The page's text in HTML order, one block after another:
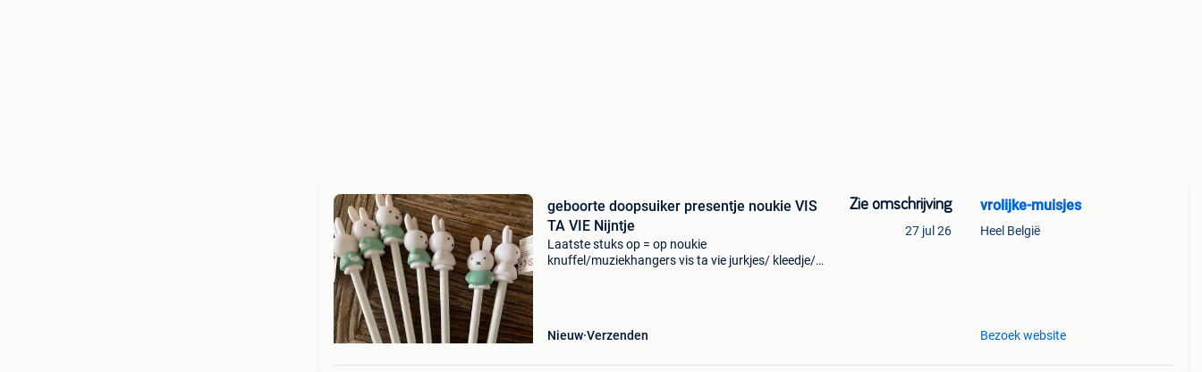
geboorte doopsuiker presentje noukie VIS
TA VIE Nijntje
Laatste stuks op = op noukie
knuffel/muziekhangers vis ta vie jurkjes/ kleedje/
Nieuw Verzenden
Zie omschrijving
27 jul 26
vrolijke-muisjes
Heel België
Bezoek website